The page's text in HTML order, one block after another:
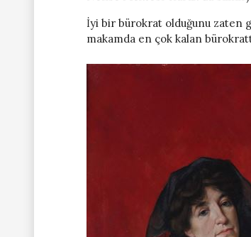
İyi bir bürokrat olduğunu zaten
makamda en çok kalan